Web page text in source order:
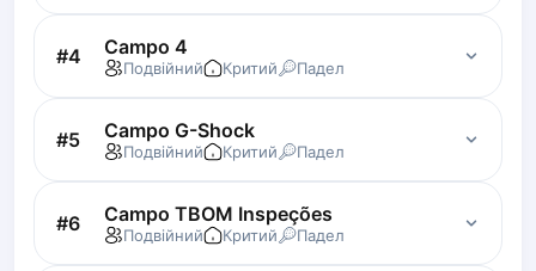
Khmelnytskyi
Kryvyi Rih
Kyiv
Lutsk
Odesa
Rivne
Uzhhorod
#4 Campo 4
Подвійний Критий Падел
#5 Campo G-Shock
Подвійний Критий Падел
#6 Campo TBOM Inspeções
Подвійний Критий Падел